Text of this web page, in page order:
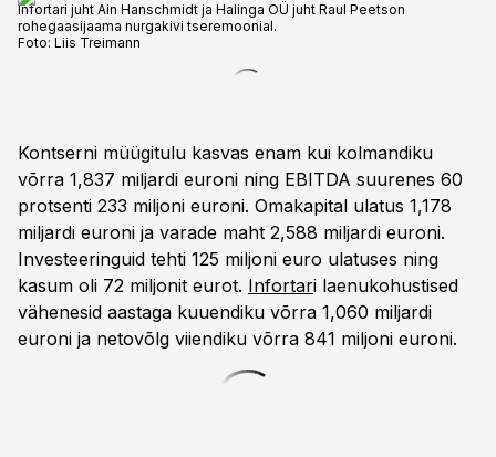
Infortari juht Ain Hanschmidt ja Halinga OÜ juht Raul Peetson
rohegaasijaama nurgakivi tseremoonial.
Foto: Liis Treimann
Kontserni müügitulu kasvas enam kui kolmandiku
võrra 1,837 miljardi euroni ning EBITDA suurenes 60
protsenti 233 miljoni euroni. Omakapital ulatus 1,178
miljardi euroni ja varade maht 2,588 miljardi euroni.
Investeeringuid tehti 125 miljoni euro ulatuses ning
kasum oli 72 miljonit eurot. Infortari laenukohustised
vähenesid aastaga kuuendiku võrra 1,060 miljardi
euroni ja netovõlg viiendiku võrra 841 miljoni euroni.